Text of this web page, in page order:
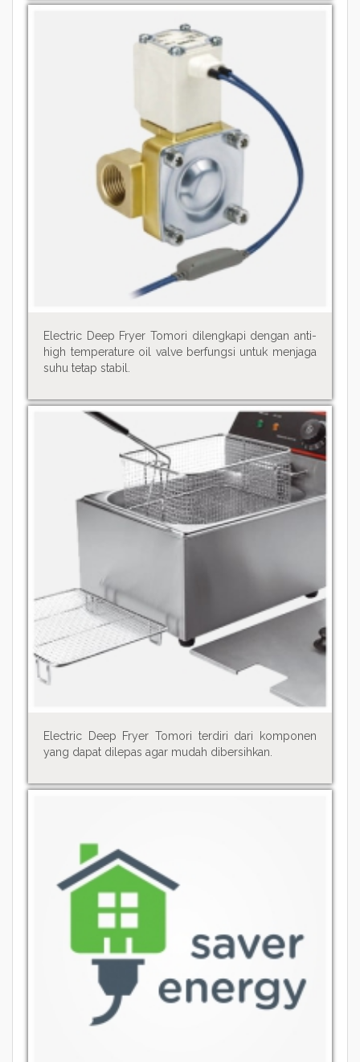
Electric Deep Fryer Tomori dilengkapi dengan anti-
high temperature oil valve berfungsi untuk menjaga
suhu tetap stabil.
Electric Deep Fryer Tomori terdiri dari komponen
yang dapat dilepas agar mudah dibersihkan.